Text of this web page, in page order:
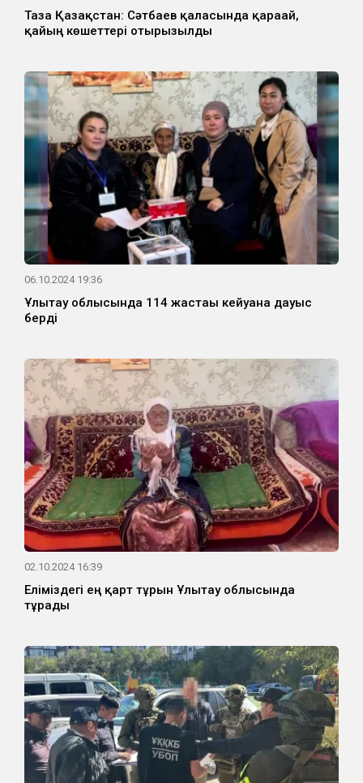
Таза Қазақстан: Сәтбаев қаласында қарағай,
қайың көшеттері отырғызылды
06.10.2024 19:36
Ұлытау облысында 114 жастағы кейуана дауыс
берді
02.10.2024 16:39
Еліміздегі ең қарт тұрғын Ұлытау облысында
тұрады